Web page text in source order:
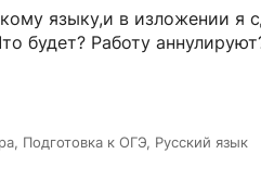
языку,и в изложении я
будет? Работу
Подготовка к ОГЭ, Русский язык